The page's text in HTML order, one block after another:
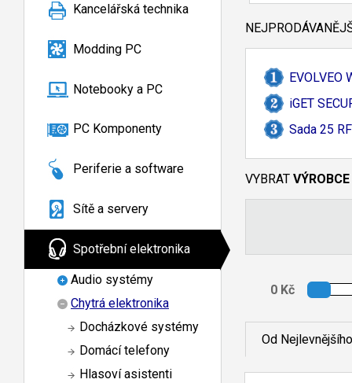
Kancelářská technika
Modding PC
Notebooky a PC
PC Komponenty
Periferie a software
Sítě a servery
Spotřební elektronika
Audio systémy
Chytrá elektronika
Docházkové systémy
Domácí telefony
Hlasoví asistenti
EVOLVEO
iGET
Sada 25
VYBRAT VÝROBCE
Od Nejlevnějšího